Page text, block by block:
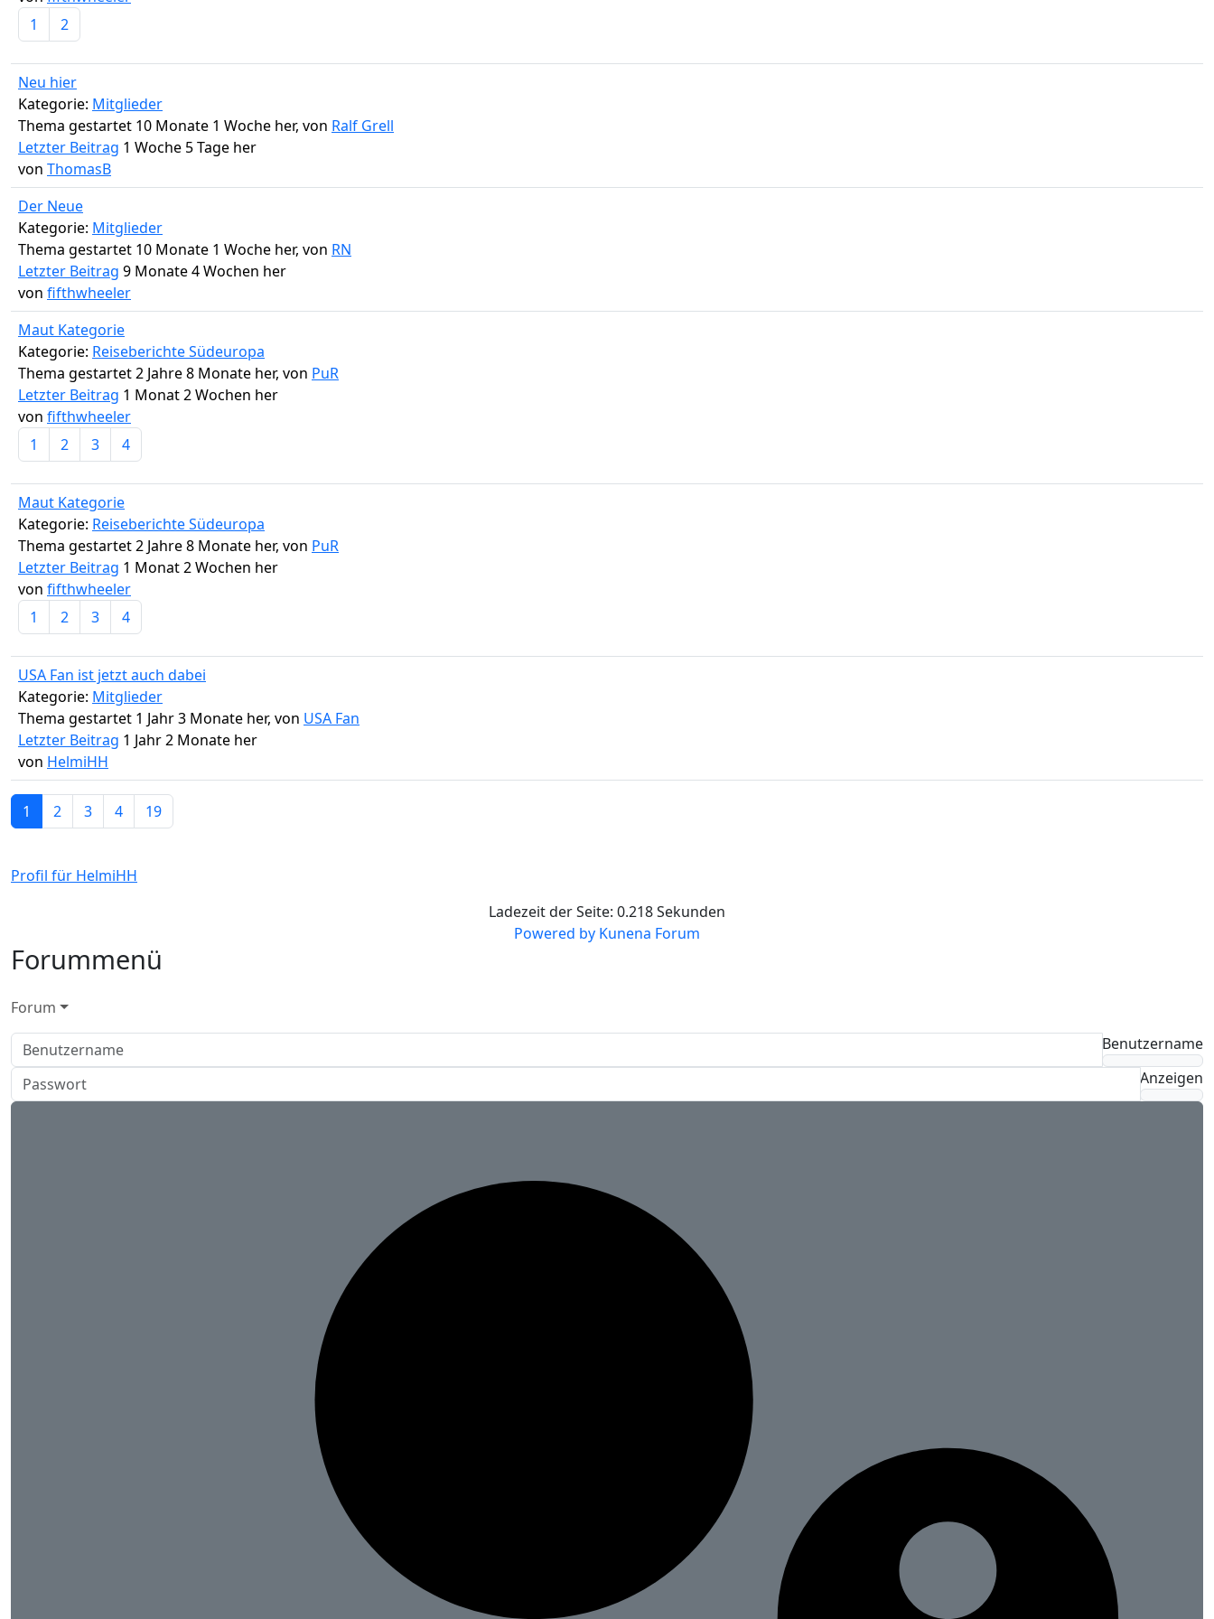
1
2
Neu hier
Kategorie: Mitglieder
Thema gestartet 10 Monate 1 Woche her, von Ralf Grell
Letzter Beitrag 1 Woche 5 Tage her
von ThomasB
Der Neue
Kategorie: Mitglieder
Thema gestartet 10 Monate 1 Woche her, von RN
Letzter Beitrag 9 Monate 4 Wochen her
von fifthwheeler
Maut Kategorie
Kategorie: Reiseberichte Südeuropa
Thema gestartet 2 Jahre 8 Monate her, von PuR
Letzter Beitrag 1 Monat 2 Wochen her
von fifthwheeler
1
2 3 4
Maut Kategorie
Kategorie: Reiseberichte Südeuropa
Thema gestartet 2 Jahre 8 Monate her, von PuR
Letzter Beitrag 1 Monat 2 Wochen her
von fifthwheeler
1
2 3 4
USA Fan ist jetzt auch dabei
Kategorie: Mitglieder
Thema gestartet 1 Jahr 3 Monate her, von USA Fan
Letzter Beitrag 1 Jahr 2 Monate her
von HelmiHH
1 2 3 4 19
Profil für HelmiHH
Ladezeit der Seite: 0.218 Sekunden
Powered by Kunena Forum
Forummenü
Forum
Benutzername
Anzeigen